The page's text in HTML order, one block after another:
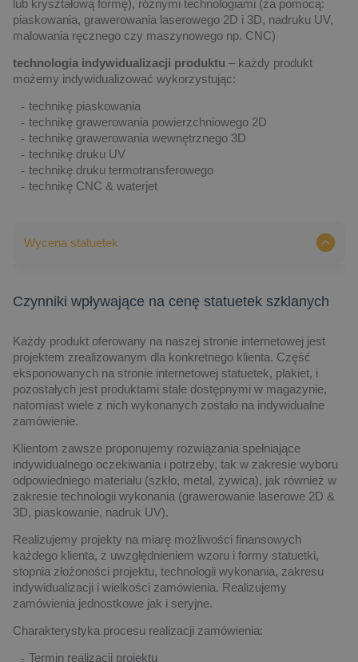
lub kryształową formę), różnymi technologiami (za pomocą:
piaskowania, grawerowania laserowego 2D i 3D, nadruku UV,
malowania ręcznego czy maszynowego np. CNC)
technologia indywidualizacji produktu – każdy produkt
możemy indywidualizować wykorzystując:
technikę piaskowania
technikę grawerowania powierzchniowego 2D
technikę grawerowania wewnętrznego 3D
technikę druku UV
technikę druku termotransferowego
technikę CNC & waterjet
Wycena statuetek
Czynniki wpływające na cenę statuetek szklanych
Każdy produkt oferowany na naszej stronie internetowej jest
projektem zrealizowanym dla konkretnego klienta. Część
eksponowanych na stronie internetowej statuetek, plakiet, i
pozostałych jest produktami stale dostępnymi w magazynie,
natomiast wiele z nich wykonanych zostało na indywidualne
zamówienie.
Klientom zawsze proponujemy rozwiązania spełniające
indywidualnego oczekiwania i potrzeby, tak w zakresie wyboru
odpowiedniego materiału (szkło, metal, żywica), jak również w
zakresie technologii wykonania (grawerowanie laserowe 2D &
3D, piaskowanie, nadruk UV).
Realizujemy projekty na miarę możliwości finansowych
każdego klienta, z uwzględnieniem wzoru i formy statuetki,
stopnia złożoności projektu, technologii wykonania, zakresu
indywidualizacji i wielkości zamówienia. Realizujemy
zamówienia jednostkowe jak i seryjne.
Charakterystyka procesu realizacji zamówienia:
Termin realizacji projektu